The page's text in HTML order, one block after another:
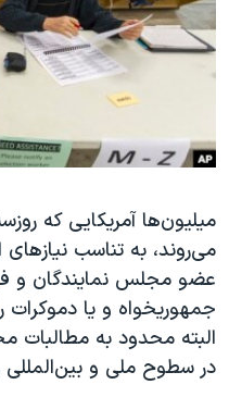
فرهنگ و زندگی
حقوق شهروندی
اقتصادی
علم و فناوری
گالری عکس
آرشیو پخش زنده
مستندها
انتخابات ریاست جمهوری آمریکا
حمله جمهوری اسلامی به
اعتراضات زن، زندگی، آزادی
مجموعه مستندهای دادخواهی
تریبونال مردمی آبان ۹۸
دادگاه حمید نوری
چهل سال گروگان‌گیری
دنبال کنید
زبانهای مختلف
میلیون‌ها آمریکایی که
می‌روند، به تناسب
عضو مجلس نمایندگان و
جمهوریخواه و یا دموکرات
البته محدود به مطالبات
در سطوح ملی و بین‌المللی